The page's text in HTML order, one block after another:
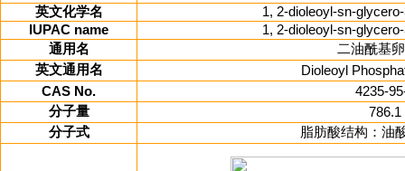
英文化学名
1, 2-dioleoyl-sn-
IUPAC name
1, 2-dioleoyl-sn-
通用名
二油酰基
英文通用名
Dioleoyl
CAS No.
4235-
分子量
786.1
分子式
脂肪酸结构：油